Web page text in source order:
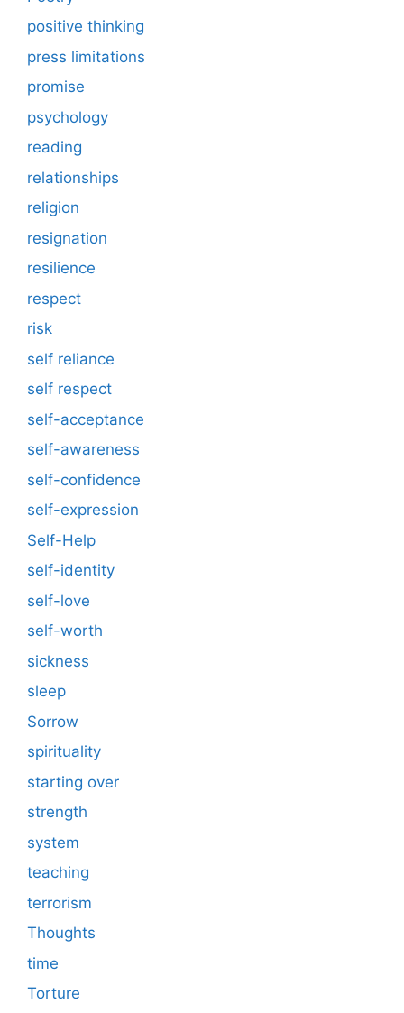
positive thinking
press limitations
promise
psychology
reading
relationships
religion
resignation
resilience
respect
risk
self reliance
self respect
self-acceptance
self-awareness
self-confidence
self-expression
Self-Help
self-identity
self-love
self-worth
sickness
sleep
Sorrow
spirituality
starting over
strength
system
teaching
terrorism
Thoughts
time
Torture